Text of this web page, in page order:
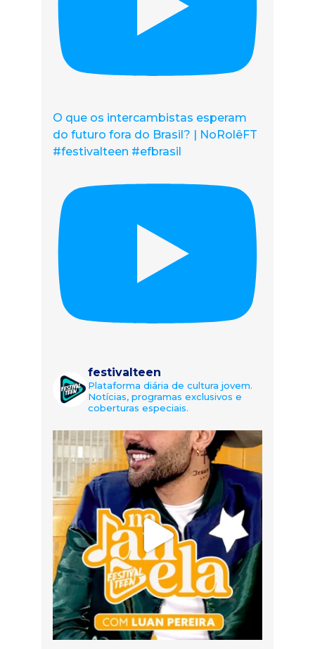
O que os intercambistas esperam
do futuro fora do Brasil? | NoRolêFT
#festivalteen #efbrasil
festivalteen
Plataforma diária de cultura jovem.
Notícias, programas exclusivos e
coberturas especiais.